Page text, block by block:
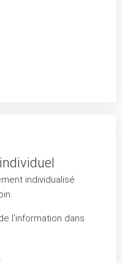
individualisé
l'information dans